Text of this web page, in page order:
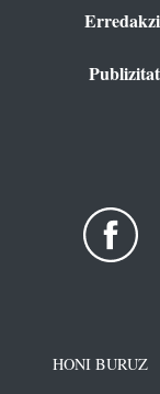
HONI BURUZ